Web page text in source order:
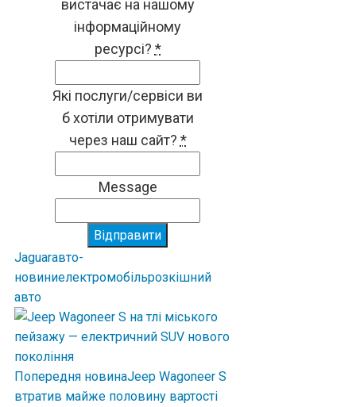
вистачає на нашому
інформаційному
ресурсі? *
Які послуги/сервіси ви
б хотіли отримувати
через наш сайт? *
Message
Відправити
Jaguarавто-
новиниелектромобільрозкішний
авто
Попередня новинаJeep Wagoneer S
втратив майже половину вартості